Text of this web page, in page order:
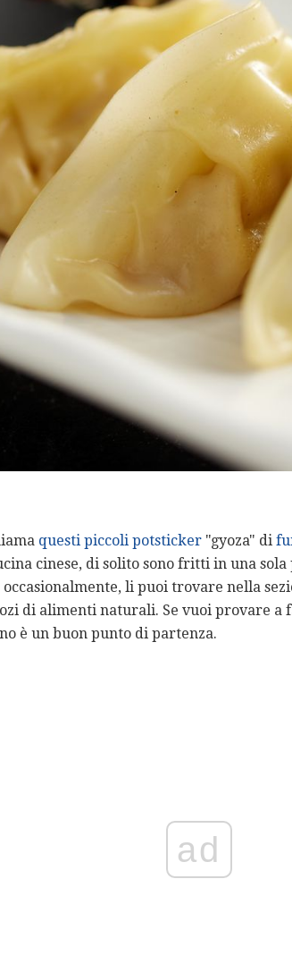
questi piccoli potsticker "gyoza" di
cinese, di solito sono fritti in una sola
li puoi trovare nella
di alimenti naturali. Se vuoi provare a
è un buon punto di partenza.
ad